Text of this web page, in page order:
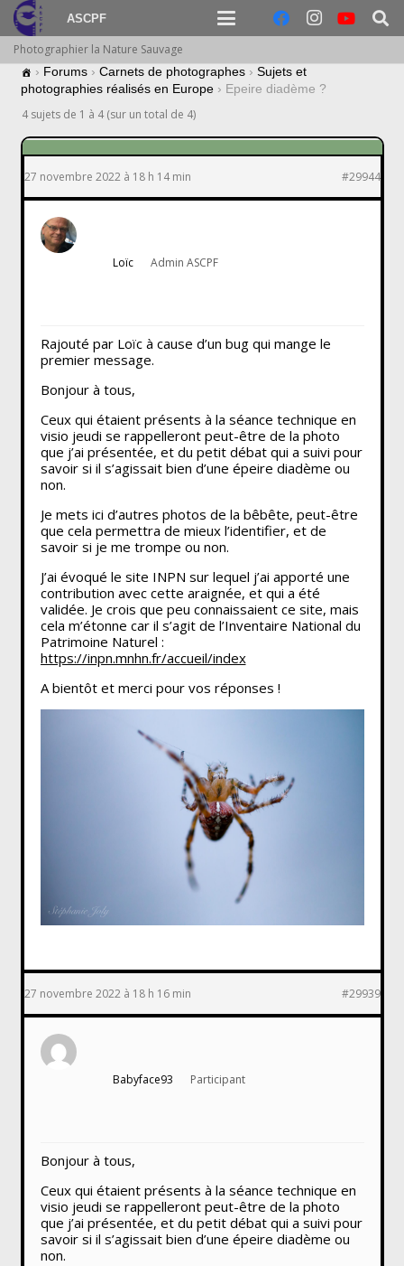
ASCPF
Photographier la Nature Sauvage
› Forums › Carnets de photographes › Sujets et
photographies réalisés en Europe › Epeire diadème ?
4 sujets de 1 à 4 (sur un total de 4)
27 novembre 2022 à 18 h 14 min #29944
Loïc Admin ASCPF
Rajouté par Loïc à cause d’un bug qui mange le
premier message.
Bonjour à tous,
Ceux qui étaient présents à la séance technique en
visio jeudi se rappelleront peut-être de la photo
que j’ai présentée, et du petit débat qui a suivi pour
savoir si il s’agissait bien d’une épeire diadème ou
non.
Je mets ici d’autres photos de la bêbête, peut-être
que cela permettra de mieux l’identifier, et de
savoir si je me trompe ou non.
J’ai évoqué le site INPN sur lequel j’ai apporté une
contribution avec cette araignée, et qui a été
validée. Je crois que peu connaissaient ce site, mais
cela m’étonne car il s’agit de l’Inventaire National du
Patrimoine Naturel :
https://inpn.mnhn.fr/accueil/index
A bientôt et merci pour vos réponses !
27 novembre 2022 à 18 h 16 min #29939
Babyface93 Participant
Bonjour à tous,
Ceux qui étaient présents à la séance technique en
visio jeudi se rappelleront peut-être de la photo
que j’ai présentée, et du petit débat qui a suivi pour
savoir si il s’agissait bien d’une épeire diadème ou
non.